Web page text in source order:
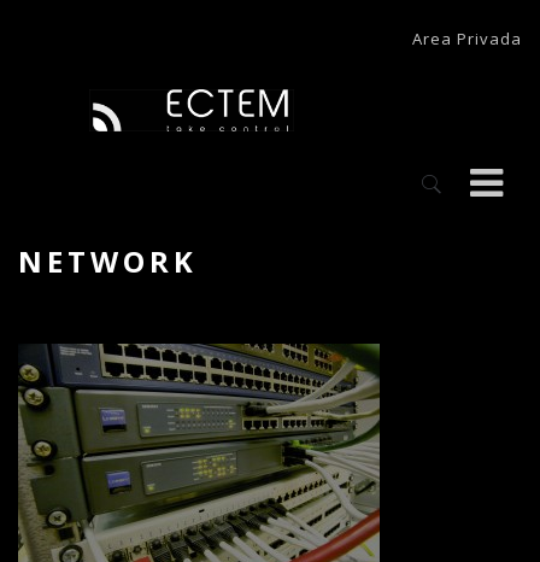
Area Privada
NETWORK